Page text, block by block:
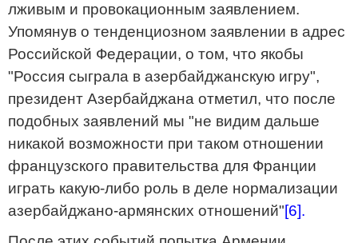
лживым и провокационным заявлением.
Упомянув о тенденциозном заявлении в адрес
Российской Федерации, о том, что якобы
"Россия сыграла в азербайджанскую игру",
президент Азербайджана отметил, что после
подобных заявлений мы "не видим дальше
никакой возможности при таком отношении
французского правительства для Франции
играть какую-либо роль в деле нормализации
азербайджано-армянских отношений"[6].